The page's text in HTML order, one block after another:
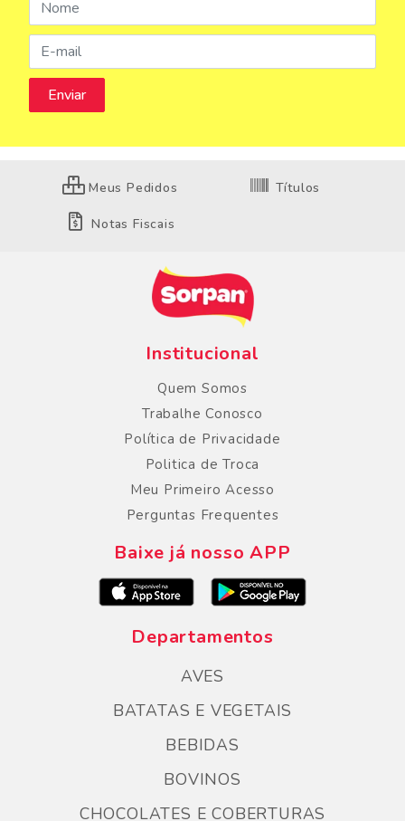
Meus Pedidos Títulos
Notas Fiscais
Institucional
Quem Somos
Trabalhe Conosco
Política de Privacidade
Politica de Troca
Meu Primeiro Acesso
Perguntas Frequentes
Baixe já nosso APP
Departamentos
AVES
BATATAS E VEGETAIS
BEBIDAS
BOVINOS
CHOCOLATES E COBERTURAS